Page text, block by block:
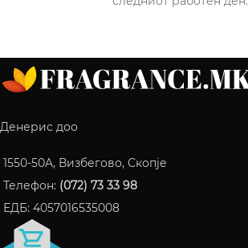
Денерис доо
1550-50A, Визбегово, Скопје
Телефон: (072) 73 33 98
ЕДБ: 4057016535008